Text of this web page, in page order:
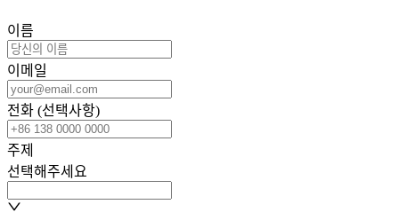
이름
이메일
전화 (선택사항)
주제
선택해주세요